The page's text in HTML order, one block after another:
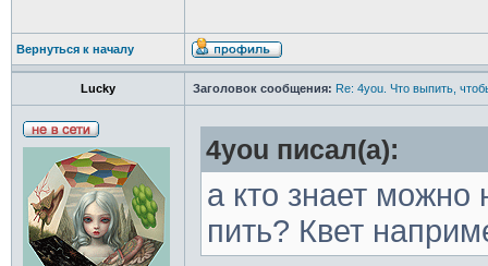
Вернуться к началу
Lucky Заголовок сообщения: Re: 4you. Что выпить,
4you писал(а):
а кто знает можно
пить? Квет